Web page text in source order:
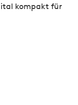
kompakt für